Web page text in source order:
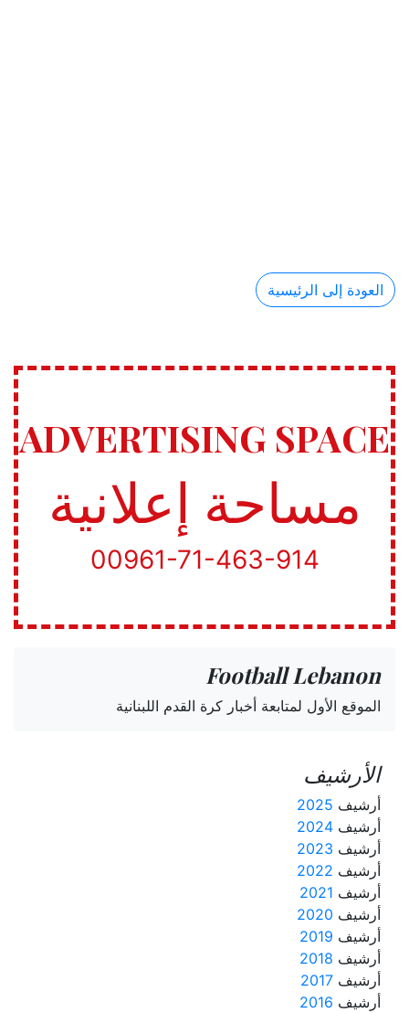
العودة إلى الرئيسية
ADVERTISING SPACE
مساحة إعلانية
00961-71-463-914
Football Lebanon
الموقع الأول لمتابعة أخبار كرة القدم اللبنانية
الأرشيف
أرشيف 2025
أرشيف 2024
أرشيف 2023
أرشيف 2022
أرشيف 2021
أرشيف 2020
أرشيف 2019
أرشيف 2018
أرشيف 2017
أرشيف 2016